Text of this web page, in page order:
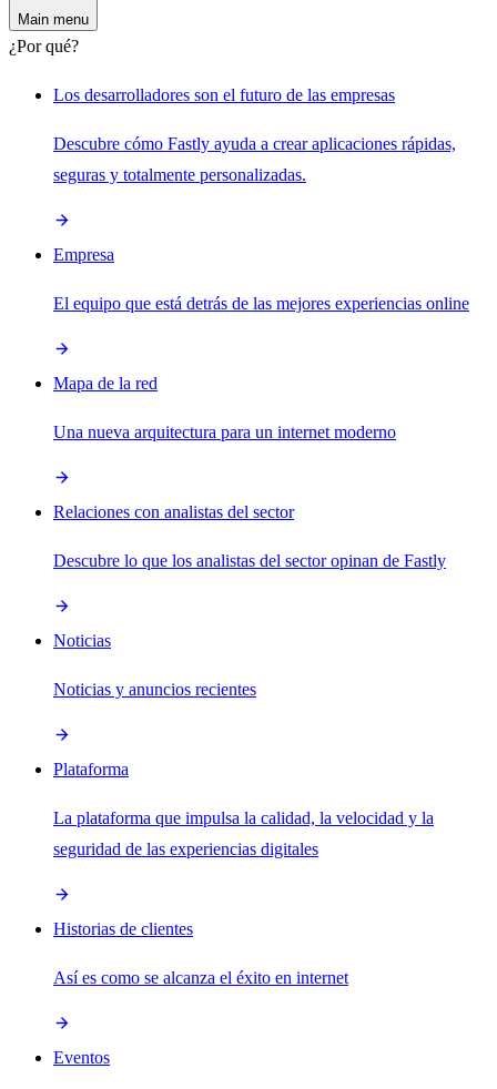
Main menu
¿Por qué?
Los desarrolladores son el futuro de las empresas
Descubre cómo Fastly ayuda a crear aplicaciones rápidas,
seguras y totalmente personalizadas.
Empresa
El equipo que está detrás de las mejores experiencias online
Mapa de la red
Una nueva arquitectura para un internet moderno
Relaciones con analistas del sector
Descubre lo que los analistas del sector opinan de Fastly
Noticias
Noticias y anuncios recientes
Plataforma
La plataforma que impulsa la calidad, la velocidad y la
seguridad de las experiencias digitales
Historias de clientes
Así es como se alcanza el éxito en internet
Eventos